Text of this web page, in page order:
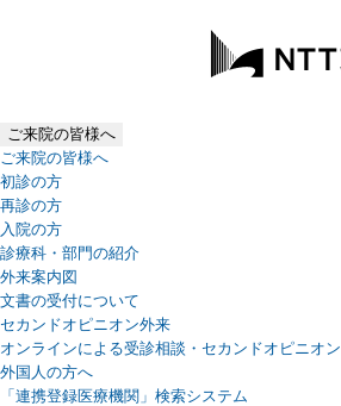
ご来院の皆様へ
ご来院の皆様へ
初診の方
再診の方
入院の方
診療科・部門の紹介
外来案内図
文書の受付について
セカンドオピニオン外来
オンラインによる受診相談・セカンドオピニオン
外国人の方へ
「連携登録医療機関」検索システム